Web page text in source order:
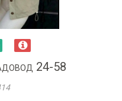
24-58